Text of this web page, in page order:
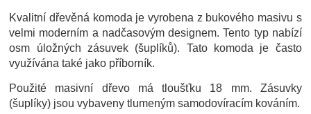
Kvalitní dřevěná komoda je vyrobena z bukového masivu s
velmi moderním a nadčasovým designem.Tento typ nabízí
osm úložných zásuvek (šuplíků). Tato komoda je často
využívána také jako příborník.
Použité masivní dřevo má tloušťku 18 mm. Zásuvky
(šuplíky) jsou vybaveny tlumeným samodovíracím kováním.